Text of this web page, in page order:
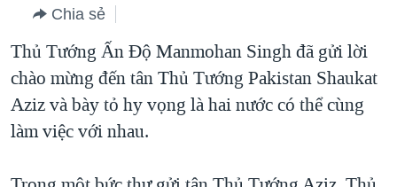
hướng
chính
tới
"Tìm"
MỤC
TỰ DO BÁO CHÍ
VẠCH TRẦN TIN GIẢ
NGƯỜI VIỆT HẢI NGOẠI
KINH TẾ
CHUYÊN ĐỀ
CHIẾN TRANH THƯƠNG MẠI CỦA MỸ: QUÁ KHỨ VÀ HIỆN
TẠI
HÀNH TRÌNH BẦU CỬ 2024
HỌC TIẾNG ANH
VIDEO
Chia sẻ
Thủ Tướng Ấn Độ Manmohan Singh đã gửi lời
chào mừng đến tân Thủ Tướng Pakistan Shaukat
Aziz và bày tỏ hy vọng là hai nước có thể cùng
làm việc với nhau.